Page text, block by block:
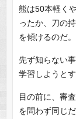
熊は50本軽く
ったか、刀の
を傾けるのだ。
先ず知らない
学習しようとす
目の前に、審
を問わず同じ